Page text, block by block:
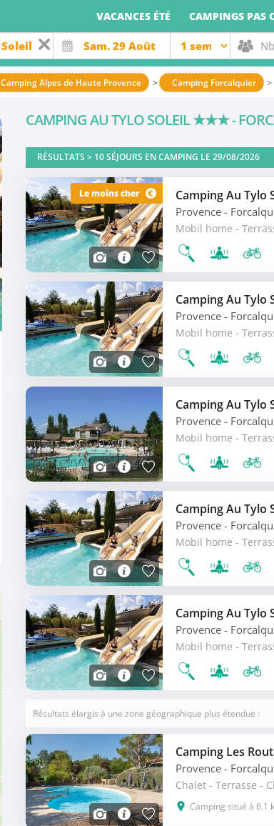
VACANCES ÉTÉ CAMPINGS PAS
Camping Alpes de Haute Provence Camping Forcalquier
CAMPING AU TYLO SOLEIL★★★-
RÉSULTATS > 10SÉJOURS EN CAMPING LE 29/08/2026
Le moins cher Camping Au Tylo
Provence -
Mobil home -
Camping Au Tylo
Provence -
Mobil home -
Camping Au Tylo
Provence -
Mobil home -
Camping Au Tylo
Provence -
Mobil home -
Camping Au Tylo
Provence -
Mobil home -
Résultats élargis à une zone géographique plus étendue :
Camping Les
Provence -
Chalet - Terrasse -
Camping situé à 6.1